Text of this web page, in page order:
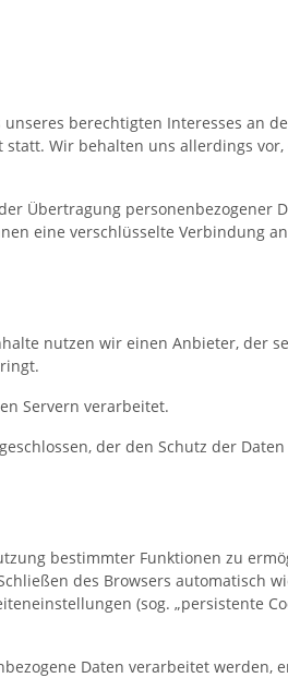
berechtigten Interesses an
Wir behalten uns allerdings
Übertragung
eine verschlüsselte Verbindung
nutzen wir einen Anbieter, der
Servern verarbeitet.
der den Schutz der
bestimmter Funktionen zu
des Browsers automatisch
(sog. „persistente
Daten verarbeitet werden,